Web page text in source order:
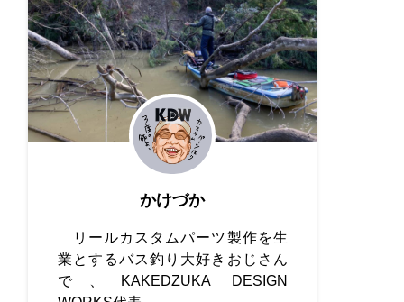
かけづか
リールカスタムパーツ製作を生
業とするバス釣り大好きおじさん
で、KAKEDZUKA DESIGN